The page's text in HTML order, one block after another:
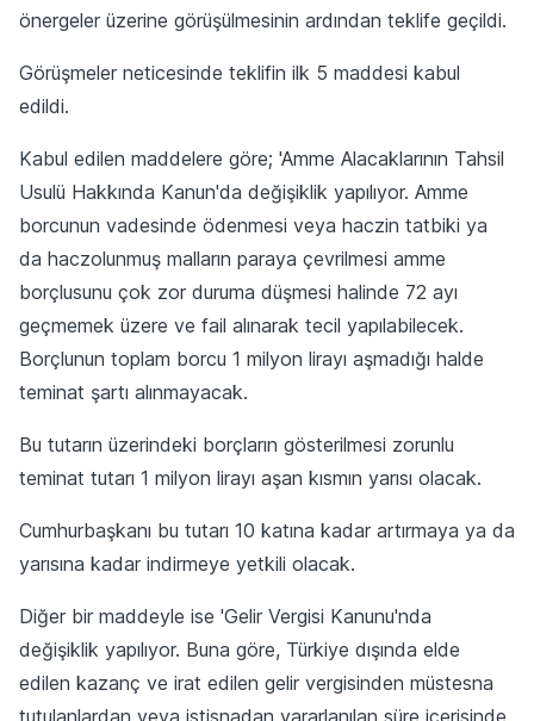
önergeler üzerine görüşülmesinin ardından teklife geçildi.
Görüşmeler neticesinde teklifin ilk 5 maddesi kabul
edildi.
Kabul edilen maddelere göre; 'Amme Alacaklarının Tahsil
Usulü Hakkında Kanun'da değişiklik yapılıyor. Amme
borcunun vadesinde ödenmesi veya haczin tatbiki ya
da haczolunmuş malların paraya çevrilmesi amme
borçlusunu çok zor duruma düşmesi halinde 72 ayı
geçmemek üzere ve fail alınarak tecil yapılabilecek.
Borçlunun toplam borcu 1 milyon lirayı aşmadığı halde
teminat şartı alınmayacak.
Bu tutarın üzerindeki borçların gösterilmesi zorunlu
teminat tutarı 1 milyon lirayı aşan kısmın yarısı olacak.
Cumhurbaşkanı bu tutarı 10 katına kadar artırmaya ya da
yarısına kadar indirmeye yetkili olacak.
Diğer bir maddeyle ise 'Gelir Vergisi Kanunu'nda
değişiklik yapılıyor. Buna göre, Türkiye dışında elde
edilen kazanç ve irat edilen gelir vergisinden müstesna
tutulanlardan veya istisnadan yararlanılan süre içerisinde